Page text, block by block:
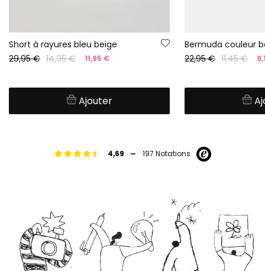
Short à rayures bleu beige
29,95 € 14,95 € 11,95 €
Ajouter
Bermuda couleur
22,95 € 11,45 €
4,69 - 197 Notations